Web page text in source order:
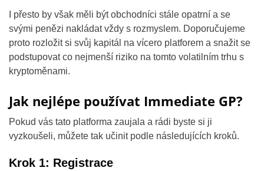
I přesto by však měli být obchodníci stále opatrní a se
svými penězi nakládat vždy s rozmyslem. Doporučujeme
proto rozložit si svůj kapitál na vícero platforem a snažit se
podstupovat co nejmenší riziko na tomto volatilním trhu s
kryptoměnami.
Jak nejlépe používat Immediate GP?
Pokud vás tato platforma zaujala a rádi byste si ji
vyzkoušeli, můžete tak učinit podle následujících kroků.
Krok 1: Registrace